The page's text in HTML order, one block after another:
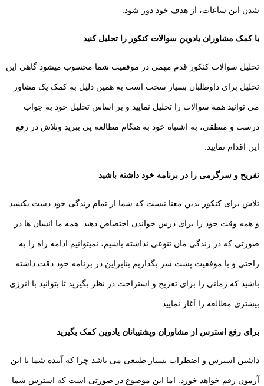
شدن این ساعات، از هدف خود دور شود.
با کمک مشاوران یادوین سوالات کنکور را تحلیل کنید
تحلیل سوالات کنکور قدم مهمی در موفقیت شما محسوب میشود گاهی این
تحلیل برای داوطلبان بسیار سخت است به همین دلیل به کمک یک مشاور
می توانید همه سوالات را تحلیل نمایید و بر اساس تحلیل خود به جواب
درست و منطقی، به اشتباه خود به هنگام مطالعه پی ببرید وتلاش در رفع
این اقدام نمایید.
تفریح و سرگرمی را در برنامه خود داشته باشید
تلاش برای کنکور بدین معنا نیست که شما از تمام زندگی خود دست بکشید
و همه وقت خود را برای درس خواندن اختصاص دهید. همه ما انسان ها در
صورتی که در زندگی مان تنوعی نداشته باشیم، نمیتوانیم ادامه راه را به
راحتی و با موفقیت پشت سر بگذاریم بنابراین در برنامه خود دقت داشته
باشید که زمانی را برای تفریح و استراحت در نظر بگیرید تا بتوانید با انرژی
بیشتری مطالعه را آغاز نمایید.
برای رفع استرس از مشاوران وپشتیبانان یادوین کمک بگیرید
داشتن استرس و اضطراب بسیار طبیعی می باشد چرا که آینده شما با این
آزمون رقم خواهد خورد. اما این موضوع در صورتی است که استرس شما